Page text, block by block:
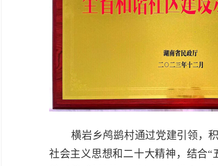
横岩乡鸬鹚村通过党建引领，
社会主义思想和二十大精神，结合“